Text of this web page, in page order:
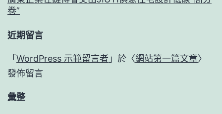
卷”
近期留言
「 WordPress 示範留言者 」於〈網站第一篇文章〉
發佈留言
彙整